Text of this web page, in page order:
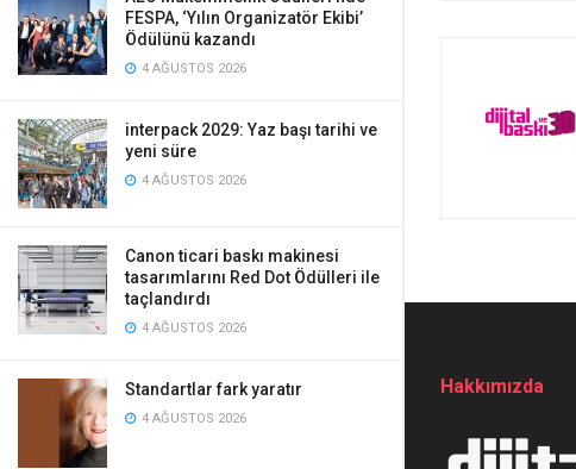
FESPA, ‘Yılın Organizatör Ekibi’
Ödülünü kazandı
4 AĞUSTOS 2026
interpack 2029: Yaz başı tarihi ve
yeni süre
4 AĞUSTOS 2026
Canon ticari baskı makinesi
tasarımlarını Red Dot Ödülleri ile
taçlandırdı
4 AĞUSTOS 2026
Standartlar fark yaratır
4 AĞUSTOS 2026
Hakkımızda